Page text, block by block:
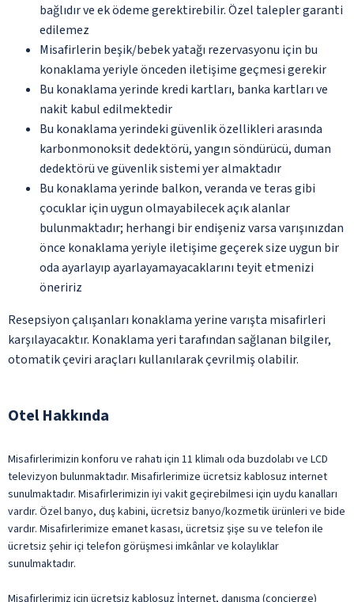
bağlıdır ve ek ödeme gerektirebilir. Özel talepler garanti
edilemez
Misafirlerin beşik/bebek yatağı rezervasyonu için bu
konaklama yeriyle önceden iletişime geçmesi gerekir
Bu konaklama yerinde kredi kartları, banka kartları ve
nakit kabul edilmektedir
Bu konaklama yerindeki güvenlik özellikleri arasında
karbonmonoksit dedektörü, yangın söndürücü, duman
dedektörü ve güvenlik sistemi yer almaktadır
Bu konaklama yerinde balkon, veranda ve teras gibi
çocuklar için uygun olmayabilecek açık alanlar
bulunmaktadır; herhangi bir endişeniz varsa varışınızdan
önce konaklama yeriyle iletişime geçerek size uygun bir
oda ayarlayıp ayarlayamayacaklarını teyit etmenizi
öneririz
Resepsiyon çalışanları konaklama yerine varışta misafirleri
karşılayacaktır. Konaklama yeri tarafından sağlanan bilgiler,
otomatik çeviri araçları kullanılarak çevrilmiş olabilir.
Otel Hakkında
Misafirlerimizin konforu ve rahatı için 11 klimalı oda buzdolabı ve LCD
televizyon bulunmaktadır. Misafirlerimize ücretsiz kablosuz internet
sunulmaktadır. Misafirlerimizin iyi vakit geçirebilmesi için uydu kanalları
vardır. Özel banyo, duş kabini, ücretsiz banyo/kozmetik ürünleri ve bide
vardır. Misafirlerimize emanet kasası, ücretsiz şişe su ve telefon ile
ücretsiz şehir içi telefon görüşmesi imkânlar ve kolaylıklar
sunulmaktadır.
Misafirlerimiz için ücretsiz kablosuz İnternet, danışma (concierge)